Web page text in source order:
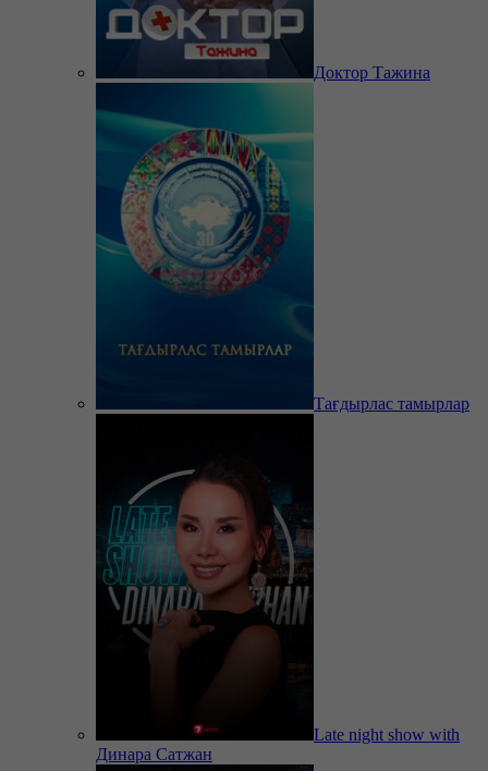
Доктор Тажина
Тағдырлас тамырлар
Late night show with
Динара Сатжан